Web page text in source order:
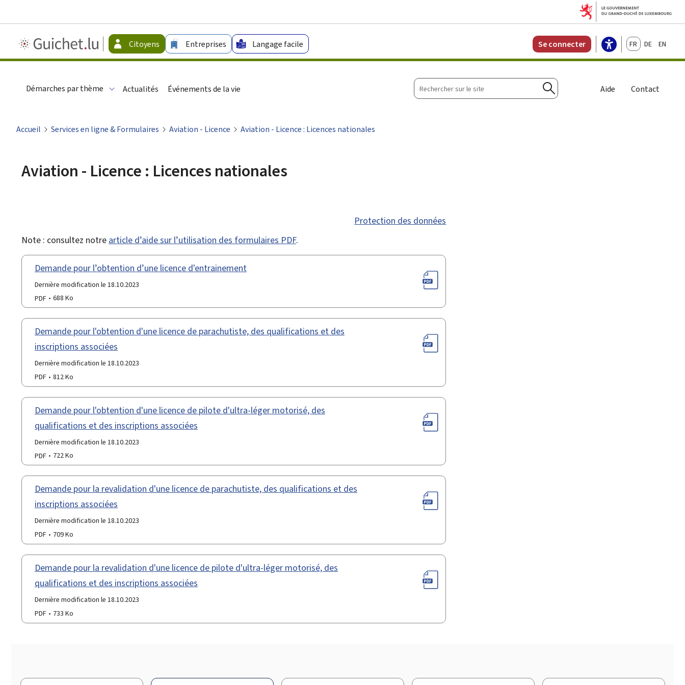
Guichet.lu
-
Citoyens Entreprises Langage facile Se connecter FrançaisDeutschEnglish
Démarches par thème Actualités Événements de la vie
Rechercher
sur
Rechercher
Aide Contact
Accueil Services en ligne & Formulaires Aviation - Licence Aviation - Licence : Licences nationales
Aviation - Licence : Licences nationales
Protection des données
Note : consultez notre article d’aide sur l’utilisation des formulaires PDF.
Demande pour l’obtention d’une licence d'entrainement
Dernière modification le 18.10.2023
PDF
688 Ko
Demande pour l'obtention d'une licence de parachutiste, des qualifications et des
inscriptions associées
Dernière modification le 18.10.2023
PDF
812 Ko
Demande pour l'obtention d'une licence de pilote d'ultra-léger motorisé, des
qualifications et des inscriptions associées
Dernière modification le 18.10.2023
PDF
722 Ko
Demande pour la revalidation d'une licence de parachutiste, des qualifications et des
inscriptions associées
Dernière modification le 18.10.2023
PDF
709 Ko
Demande pour la revalidation d'une licence de pilote d'ultra-léger motorisé, des
qualifications et des inscriptions associées
Dernière modification le 18.10.2023
PDF
733 Ko